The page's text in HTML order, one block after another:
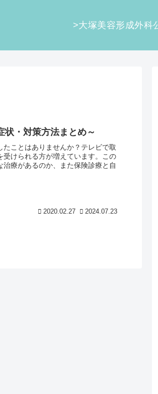
>大塚美容形成外科
状・対策方法まとめ～
ことはありませんか？テレビで取
受けられる方が増えています。この
療があるのか、また保険診療と自
2020.02.27 2024.07.23